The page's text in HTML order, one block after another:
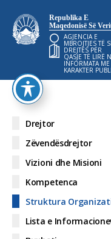
Republika E
Maqedonisë Së
AGJENCIA E
MBROJTJES TË
DREJTËS PËR
QASJE TË LIRË
INFORMATA ME
KARAKTER
Drejtor
Zëvendësdrejtor
Vizioni dhe Misioni
Kompetenca
Struktura
Lista e